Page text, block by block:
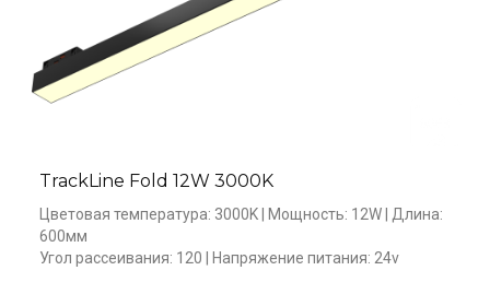
TrackLine Fold 12W 3000K
Цветовая температура: 3000K | Мощность: 12W | Длина:
600мм
Угол рассеивания: 120 | Напряжение питания: 24v